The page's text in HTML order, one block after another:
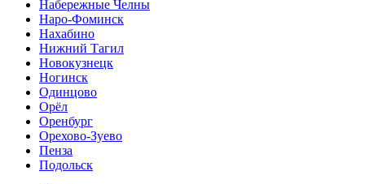
Набережные Челны
Наро-Фоминск
Нахабино
Нижний Тагил
Новокузнецк
Ногинск
Одинцово
Орёл
Оренбург
Орехово-Зуево
Пенза
Подольск